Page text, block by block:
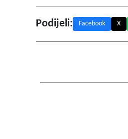
Podijeli: Facebook X